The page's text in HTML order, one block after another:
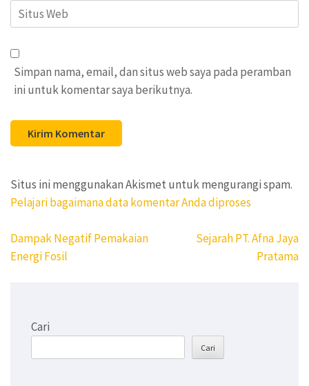
Situs
Web
Simpan nama, email, dan situs web saya pada peramban
ini untuk komentar saya berikutnya.
Situs ini menggunakan Akismet untuk mengurangi spam.
Pelajari bagaimana data komentar Anda diproses
Navigasi
pos
Dampak Negatif Pemakaian
Energi Fosil
Sejarah PT. Afna Jaya
Pratama
Cari
Cari